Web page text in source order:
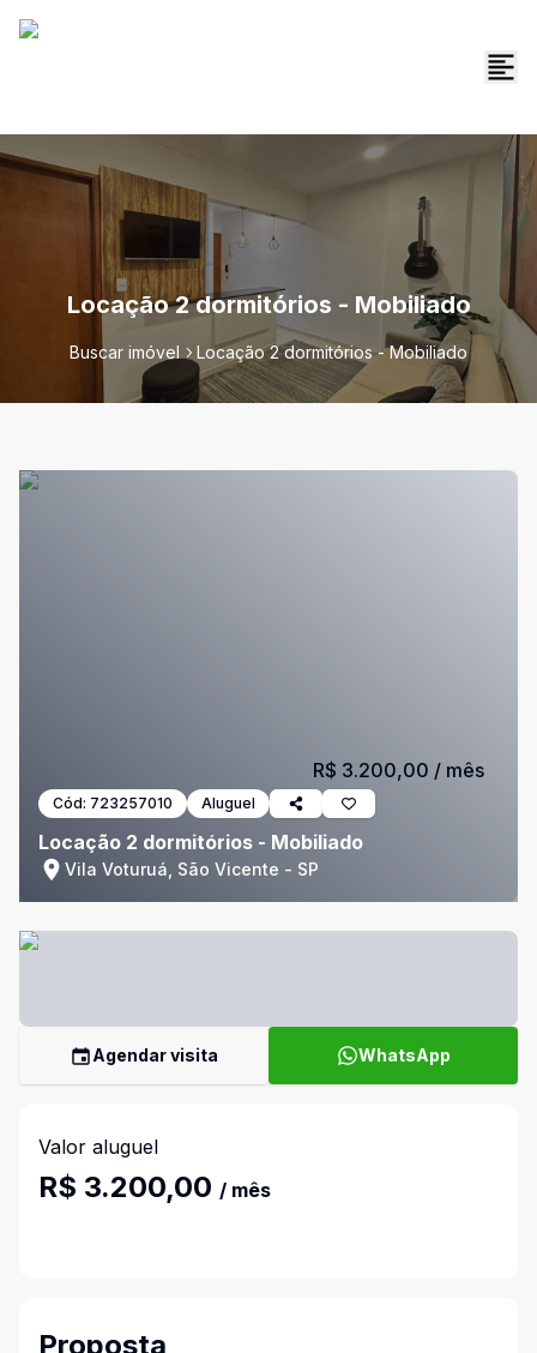
Locação 2 dormitórios - Mobiliado
Buscar imóvel Locação 2 dormitórios - Mobiliado
Cód: 723257010 Aluguel
Locação 2 dormitórios - Mobiliado
Vila Voturuá, São Vicente - SP
R$ 3.200,00 / mês
Agendar visita WhatsApp
Valor aluguel
R$ 3.200,00 / mês
Proposta